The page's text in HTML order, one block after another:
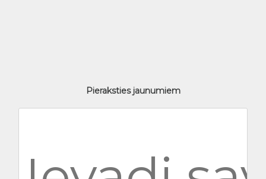
Pieraksties jaunumiem